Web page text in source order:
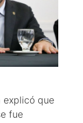
explicó que
fue